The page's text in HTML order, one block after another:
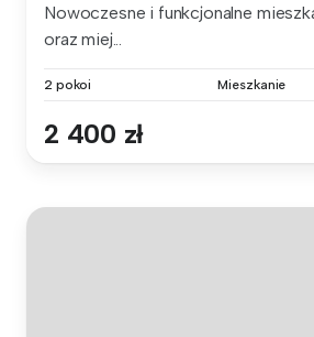
Nowoczesne i funkcjonalne
oraz miej...
2 pokoi Mieszkanie
2 400 zł